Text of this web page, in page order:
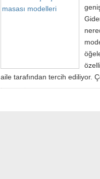
aile tarafından tercih ediliyor.